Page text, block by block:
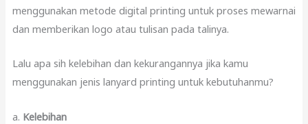
menggunakan metode digital printing untuk proses mewarnai
dan memberikan logo atau tulisan pada talinya.
Lalu apa sih kelebihan dan kekurangannya jika kamu
menggunakan jenis lanyard printing untuk kebutuhanmu?
a. Kelebihan